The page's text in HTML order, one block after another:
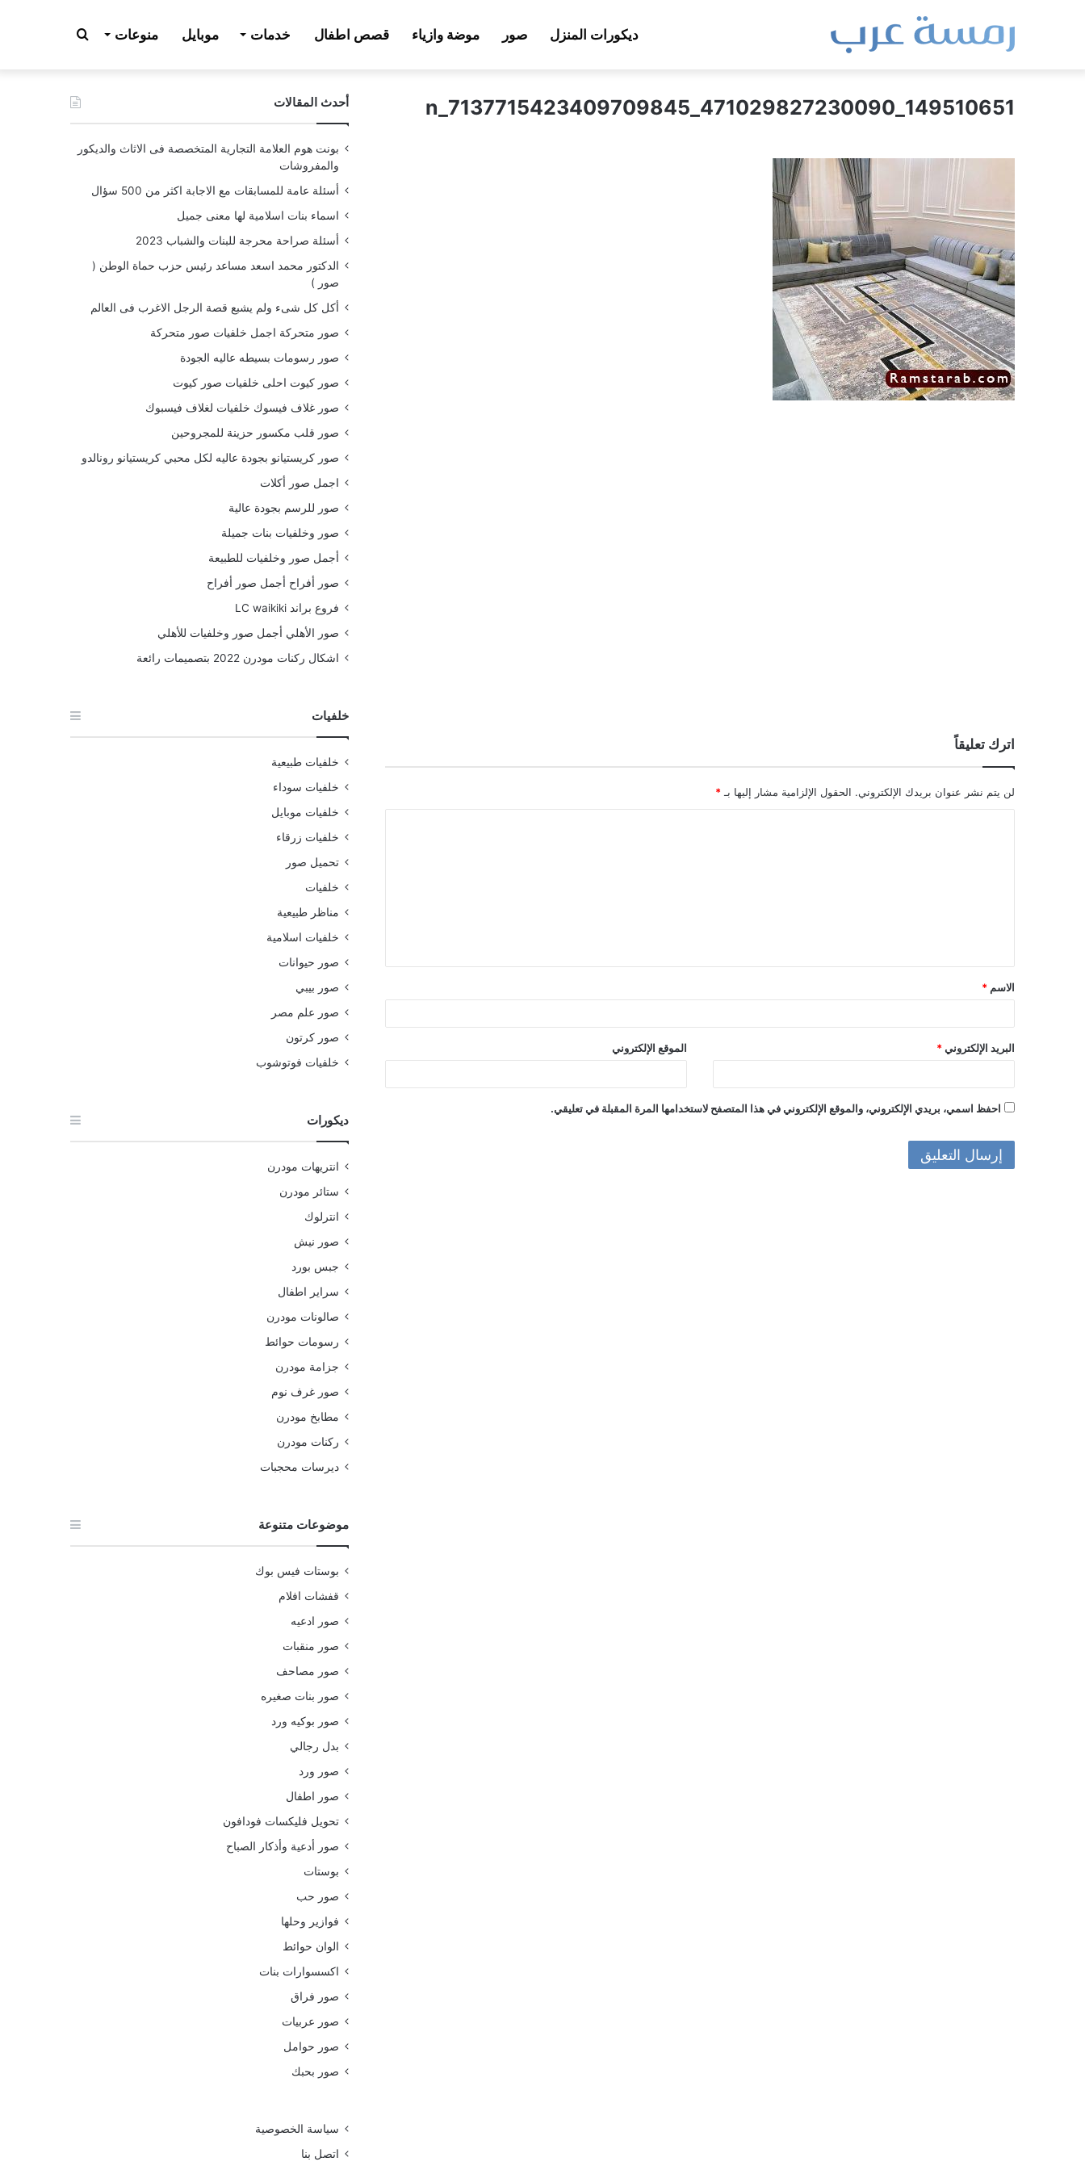
ديكورات المنزل صور موضة وازياء قصص اطفال خدمات موبايل منوعات بحث
عن 149510651_471029827230090_7137715423409709845_n
اترك تعليقاً
لن يتم نشر عنوان بريدك الإلكتروني. الحقول الإلزامية مشار إليها بـ *
ق
*
الاسم *
البريد الإلكتروني * الموقع الإلكتروني
احفظ اسمي، بريدي الإلكتروني، والموقع الإلكتروني في هذا المتصفح لاستخدامها المرة المقبلة في تعليقي.
أحدث المقالات
بونت هوم العلامة التجارية المتخصصة فى الاثاث والديكور
والمفروشات
أسئلة عامة للمسابقات مع الاجابة اكثر من 500 سؤال
اسماء بنات اسلامية لها معنى جميل
أسئلة صراحة محرجة للبنات والشباب 2023
الدكتور محمد اسعد مساعد رئيس حزب حماة الوطن (
صور )
أكل كل شىء ولم يشبع قصة الرجل الاغرب فى العالم
صور متحركة اجمل خلفيات صور متحركة
صور رسومات بسيطه عاليه الجودة
صور كيوت احلى خلفيات صور كيوت
صور غلاف فيسوك خلفيات لغلاف فيسبوك
صور قلب مكسور حزينة للمجروحين
صور كريستيانو بجودة عاليه لكل محبي كريستيانو رونالدو
اجمل صور أكلات
صور للرسم بجودة عالية
صور وخلفيات بنات جميلة
أجمل صور وخلفيات للطبيعة
صور أفراح أجمل صور أفراح
فروع براند LC waikiki
صور الأهلي أجمل صور وخلفيات للأهلي
اشكال ركنات مودرن 2022 بتصميمات رائعة
خلفيات
خلفيات طبيعية
خلفيات سوداء
خلفيات موبايل
خلفيات زرقاء
تحميل صور
خلفيات
مناظر طبيعية
خلفيات اسلامية
صور حيوانات
صور بيبي
صور علم مصر
صور كرتون
خلفيات فوتوشوب
ديكورات
انتريهات مودرن
ستائر مودرن
انترلوك
صور نيش
جبس بورد
سراير اطفال
صالونات مودرن
رسومات حوائط
جزامة مودرن
صور غرف نوم
مطابخ مودرن
ركنات مودرن
ديرسات محجبات
موضوعات متنوعة
بوستات فيس بوك
قفشات افلام
صور ادعيه
صور منقبات
صور مصاحف
صور بنات صغيره
صور بوكيه ورد
بدل رجالي
صور ورد
صور اطفال
تحويل فليكسات فودافون
صور أدعية وأذكار الصباح
بوستات
صور حب
فوازير وحلها
الوان حوائط
اكسسوارات بنات
صور فراق
صور عربيات
صور حوامل
صور بحبك
سياسة الخصوصية
اتصل بنا